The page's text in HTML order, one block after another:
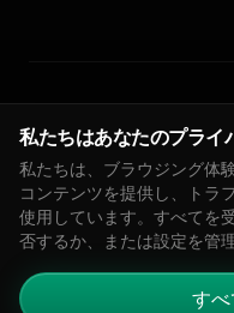
© 2026 Floodlight. 無断転
プライバシーポリシーサービ
インプレッサム
クッキー設
私たちはあなたのプライ
私たちは、ブラウジング体
コンテンツを提供し、トラ
使用しています。すべてを
否するか、または設定を管
す